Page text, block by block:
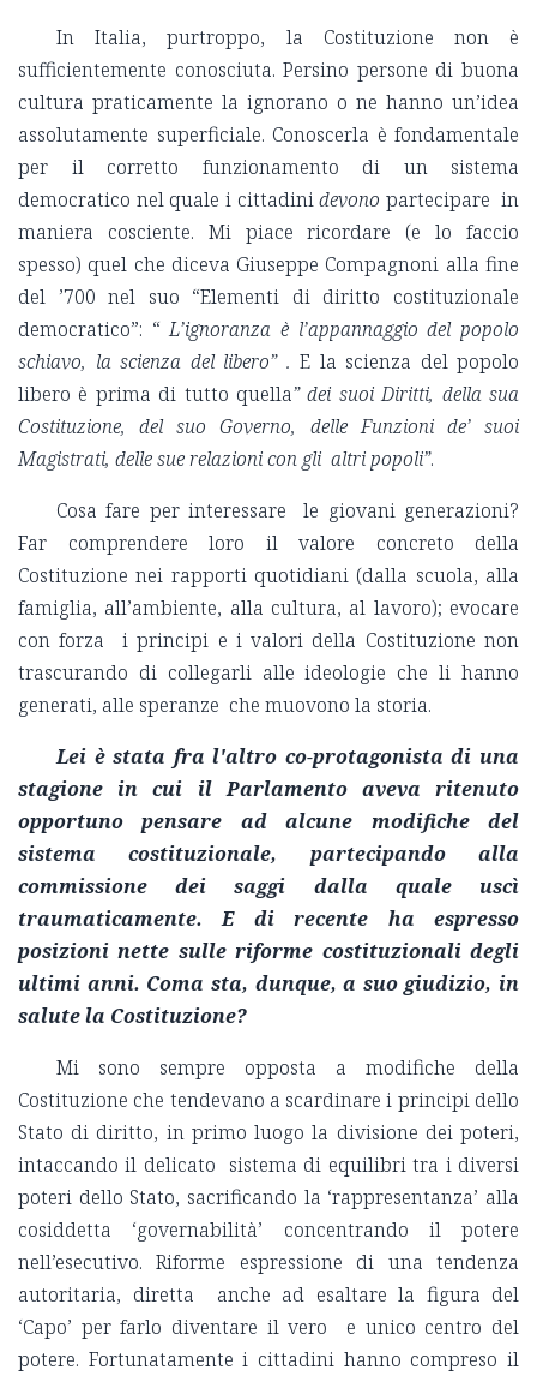
In Italia, purtroppo, la Costituzione non è
sufficientemente conosciuta. Persino persone di buona
cultura praticamente la ignorano o ne hanno un’idea
assolutamente superficiale. Conoscerla è fondamentale
per il corretto funzionamento di un sistema
democratico nel quale i cittadinidevono partecipare in
maniera cosciente. Mi piace ricordare (e lo faccio
spesso) quel che diceva Giuseppe Compagnoni alla fine
del ’700 nel suo “Elementi di diritto costituzionale
democratico”: “L’ignoranza è l’appannaggio del popolo
schiavo, la scienza del libero” . E la scienza del popolo
libero è prima di tutto quella” dei suoi Diritti, della sua
Costituzione, del suo Governo, delle Funzioni de’ suoi
Magistrati, delle sue relazioni con gli altri popoli”.
Cosa fare per interessare le giovani generazioni?
Far comprendere loro il valore concreto della
Costituzione nei rapporti quotidiani (dalla scuola, alla
famiglia, all’ambiente, alla cultura, al lavoro); evocare
con forza i principi e i valori della Costituzione non
trascurando di collegarli alle ideologie che li hanno
generati, alle speranze che muovono la storia.
Lei è stata fra l'altro co-protagonista di una
stagione in cui il Parlamento aveva ritenuto
opportuno pensare ad alcune modifiche del
sistema costituzionale, partecipando alla
commissione dei saggi dalla quale uscì
traumaticamente. E di recente ha espresso
posizioni nette sulle riforme costituzionali degli
ultimi anni. Coma sta, dunque, a suo giudizio, in
salute la Costituzione?
Mi sono sempre opposta a modifiche della
Costituzione che tendevano a scardinare i principi dello
Stato di diritto, in primo luogo la divisione dei poteri,
intaccando il delicato sistema di equilibri tra i diversi
poteri dello Stato, sacrificando la ‘rappresentanza’ alla
cosiddetta ‘governabilità’ concentrando il potere
nell’esecutivo. Riforme espressione di una tendenza
autoritaria, diretta anche ad esaltare la figura del
‘Capo’ per farlo diventare il vero e unico centro del
potere. Fortunatamente i cittadini hanno compreso il